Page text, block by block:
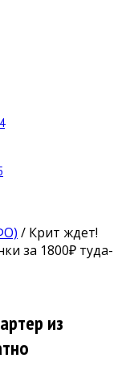
/ Крит ждет!
за 1800₽ туда-
из